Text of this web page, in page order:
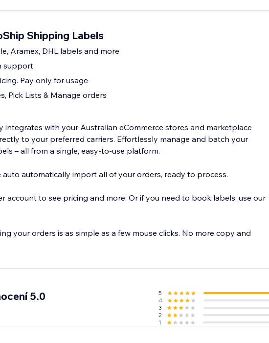
Shipping Labels
Aramex, DHL labels and more
support
Pay only for usage
Pick Lists & Manage orders
integrates with your Australian eCommerce stores and marketplace
to your preferred carriers. Effortlessly manage and batch your
– all from a single, easy-to-use platform.
automatically import all of your orders, ready to process.
account to see pricing and more. Or if you need to book labels, use our
your orders is as simple as a few mouse clicks. No more copy and
5.0 5
4
3
2
1